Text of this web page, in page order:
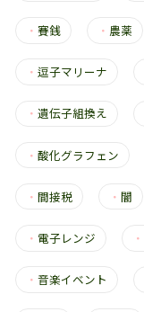
・ 賽銭 ・ 農薬
・ 逗子マリーナ
・ 遺伝子組換え
・ 酸化グラフェン
・ 間接税 ・闇
・ 電子レンジ ・
・ 音楽イベント